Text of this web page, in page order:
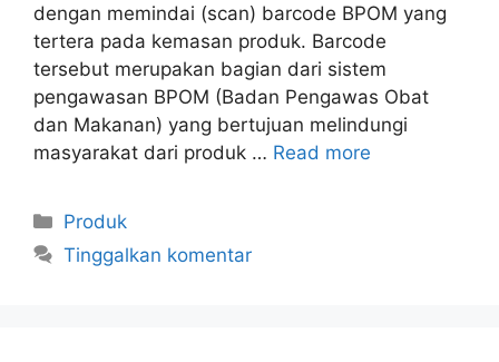
dengan memindai (scan) barcode BPOM yang
tertera pada kemasan produk. Barcode
tersebut merupakan bagian dari sistem
pengawasan BPOM (Badan Pengawas Obat
dan Makanan) yang bertujuan melindungi
masyarakat dari produk … Read more
Kategori
Produk
Tinggalkan komentar